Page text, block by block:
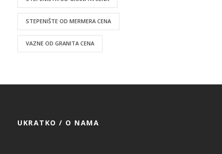
STEPENIŠTE OD MERMERA CENA
VAZNE OD GRANITA CENA
UKRATKO / O NAMA